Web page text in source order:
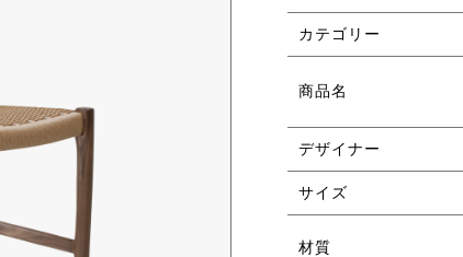
カテゴリー
商品名
デザイナー
サイズ
材質